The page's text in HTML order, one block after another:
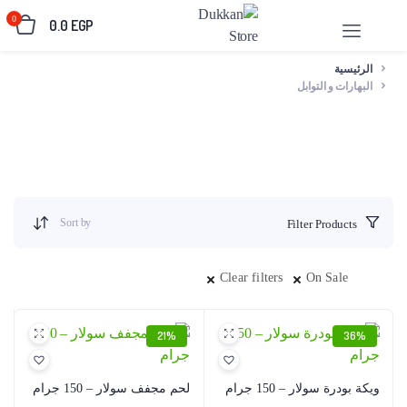
0.0 EGP
0
الرئيسية
البهارات و التوابل
Filter Products
Sort by
Clear filters On Sale
36%
ويكة بودرة سولار – 150 جرام
21%
لحم مجفف سولار – 150 جرام